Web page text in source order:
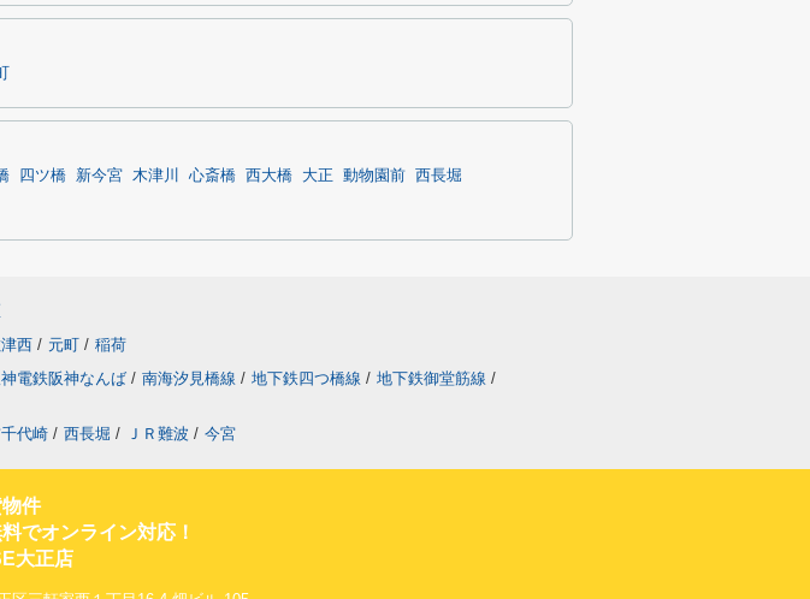
四ツ橋 新今宮 木津川 心斎橋 西大橋 大正 動物園前
西長堀
西 / 元町 / 稲荷
電鉄阪神なんば / 南海汐見橋線 / 地下鉄四つ橋線 / 地下鉄御堂筋線 /
代崎 / 西長堀 / ＪＲ難波 / 今宮
件
でオンライン対応！
大正店